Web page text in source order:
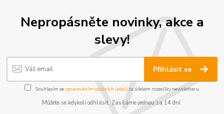
Nepropásněte novinky, akce a
slevy!
Přihlásit se
Souhlasím se zpracováním osobních údajůza účelem rozesílky newsletteru.
Můžete se kdykoli odhlásit. Zasíláme jednou za 14 dní.